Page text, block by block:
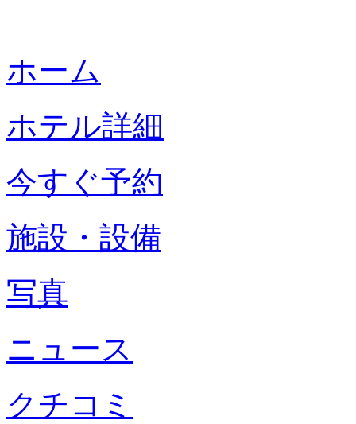
ホーム
ホテル詳細
今すぐ予約
施設・設備
写真
ニュース
クチコミ